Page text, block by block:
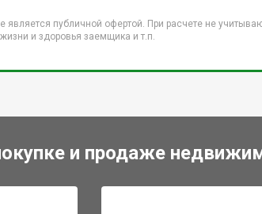
является публичной офертой. При расчете не
и здоровья заемщика и т.п.
и продаже